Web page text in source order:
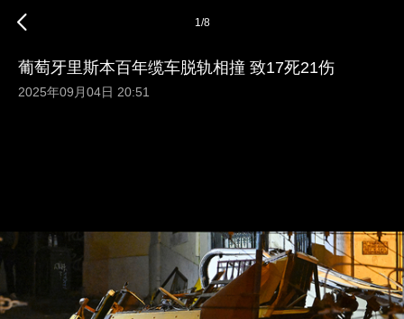
1/8
葡萄牙里斯本百年缆车脱轨相撞 致17死21伤
2025年09月04日 20:51